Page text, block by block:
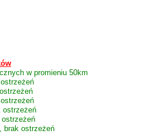
w promieniu 50km
ostrzeżeń
ostrzeżeń
brak ostrzeżeń